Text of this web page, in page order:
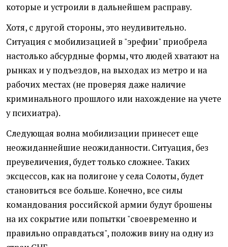
которые и устроили в дальнейшем расправу.
Хотя, с другой стороны, это неудивительно.
Ситуация с мобилизацией в "эрефии" приобрела
настолько абсурдные формы, что людей хватают на
рынках и у подъездов, на выходах из метро и на
рабочих местах (не проверяя даже наличие
криминального прошлого или нахождение на учете
у психиатра).
Следующая волна мобилизации принесет еще
неожиданнейшие неожиданности. Ситуация, без
преувеличения, будет только сложнее. Таких
эксцессов, как на полигоне у села Солоты, будет
становиться все больше. Конечно, все силы
командования российской армии будут брошены
на их сокрытие или попытки "своевременно и
правильно оправдаться", положив вину на одну из